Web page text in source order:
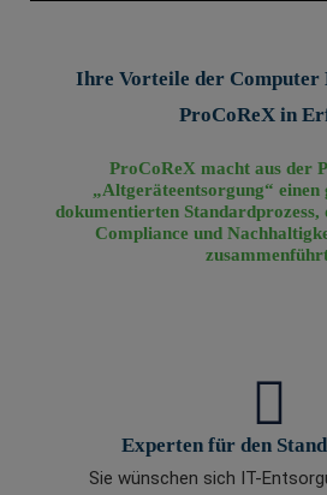
Ihre Vorteile der Computer
ProCoReX in
ProCoReX macht aus der
„Altgeräteentsorgung“ einen
dokumentierten Standardprozess,
Compliance und
Experten für den
Sie wünschen sich IT-